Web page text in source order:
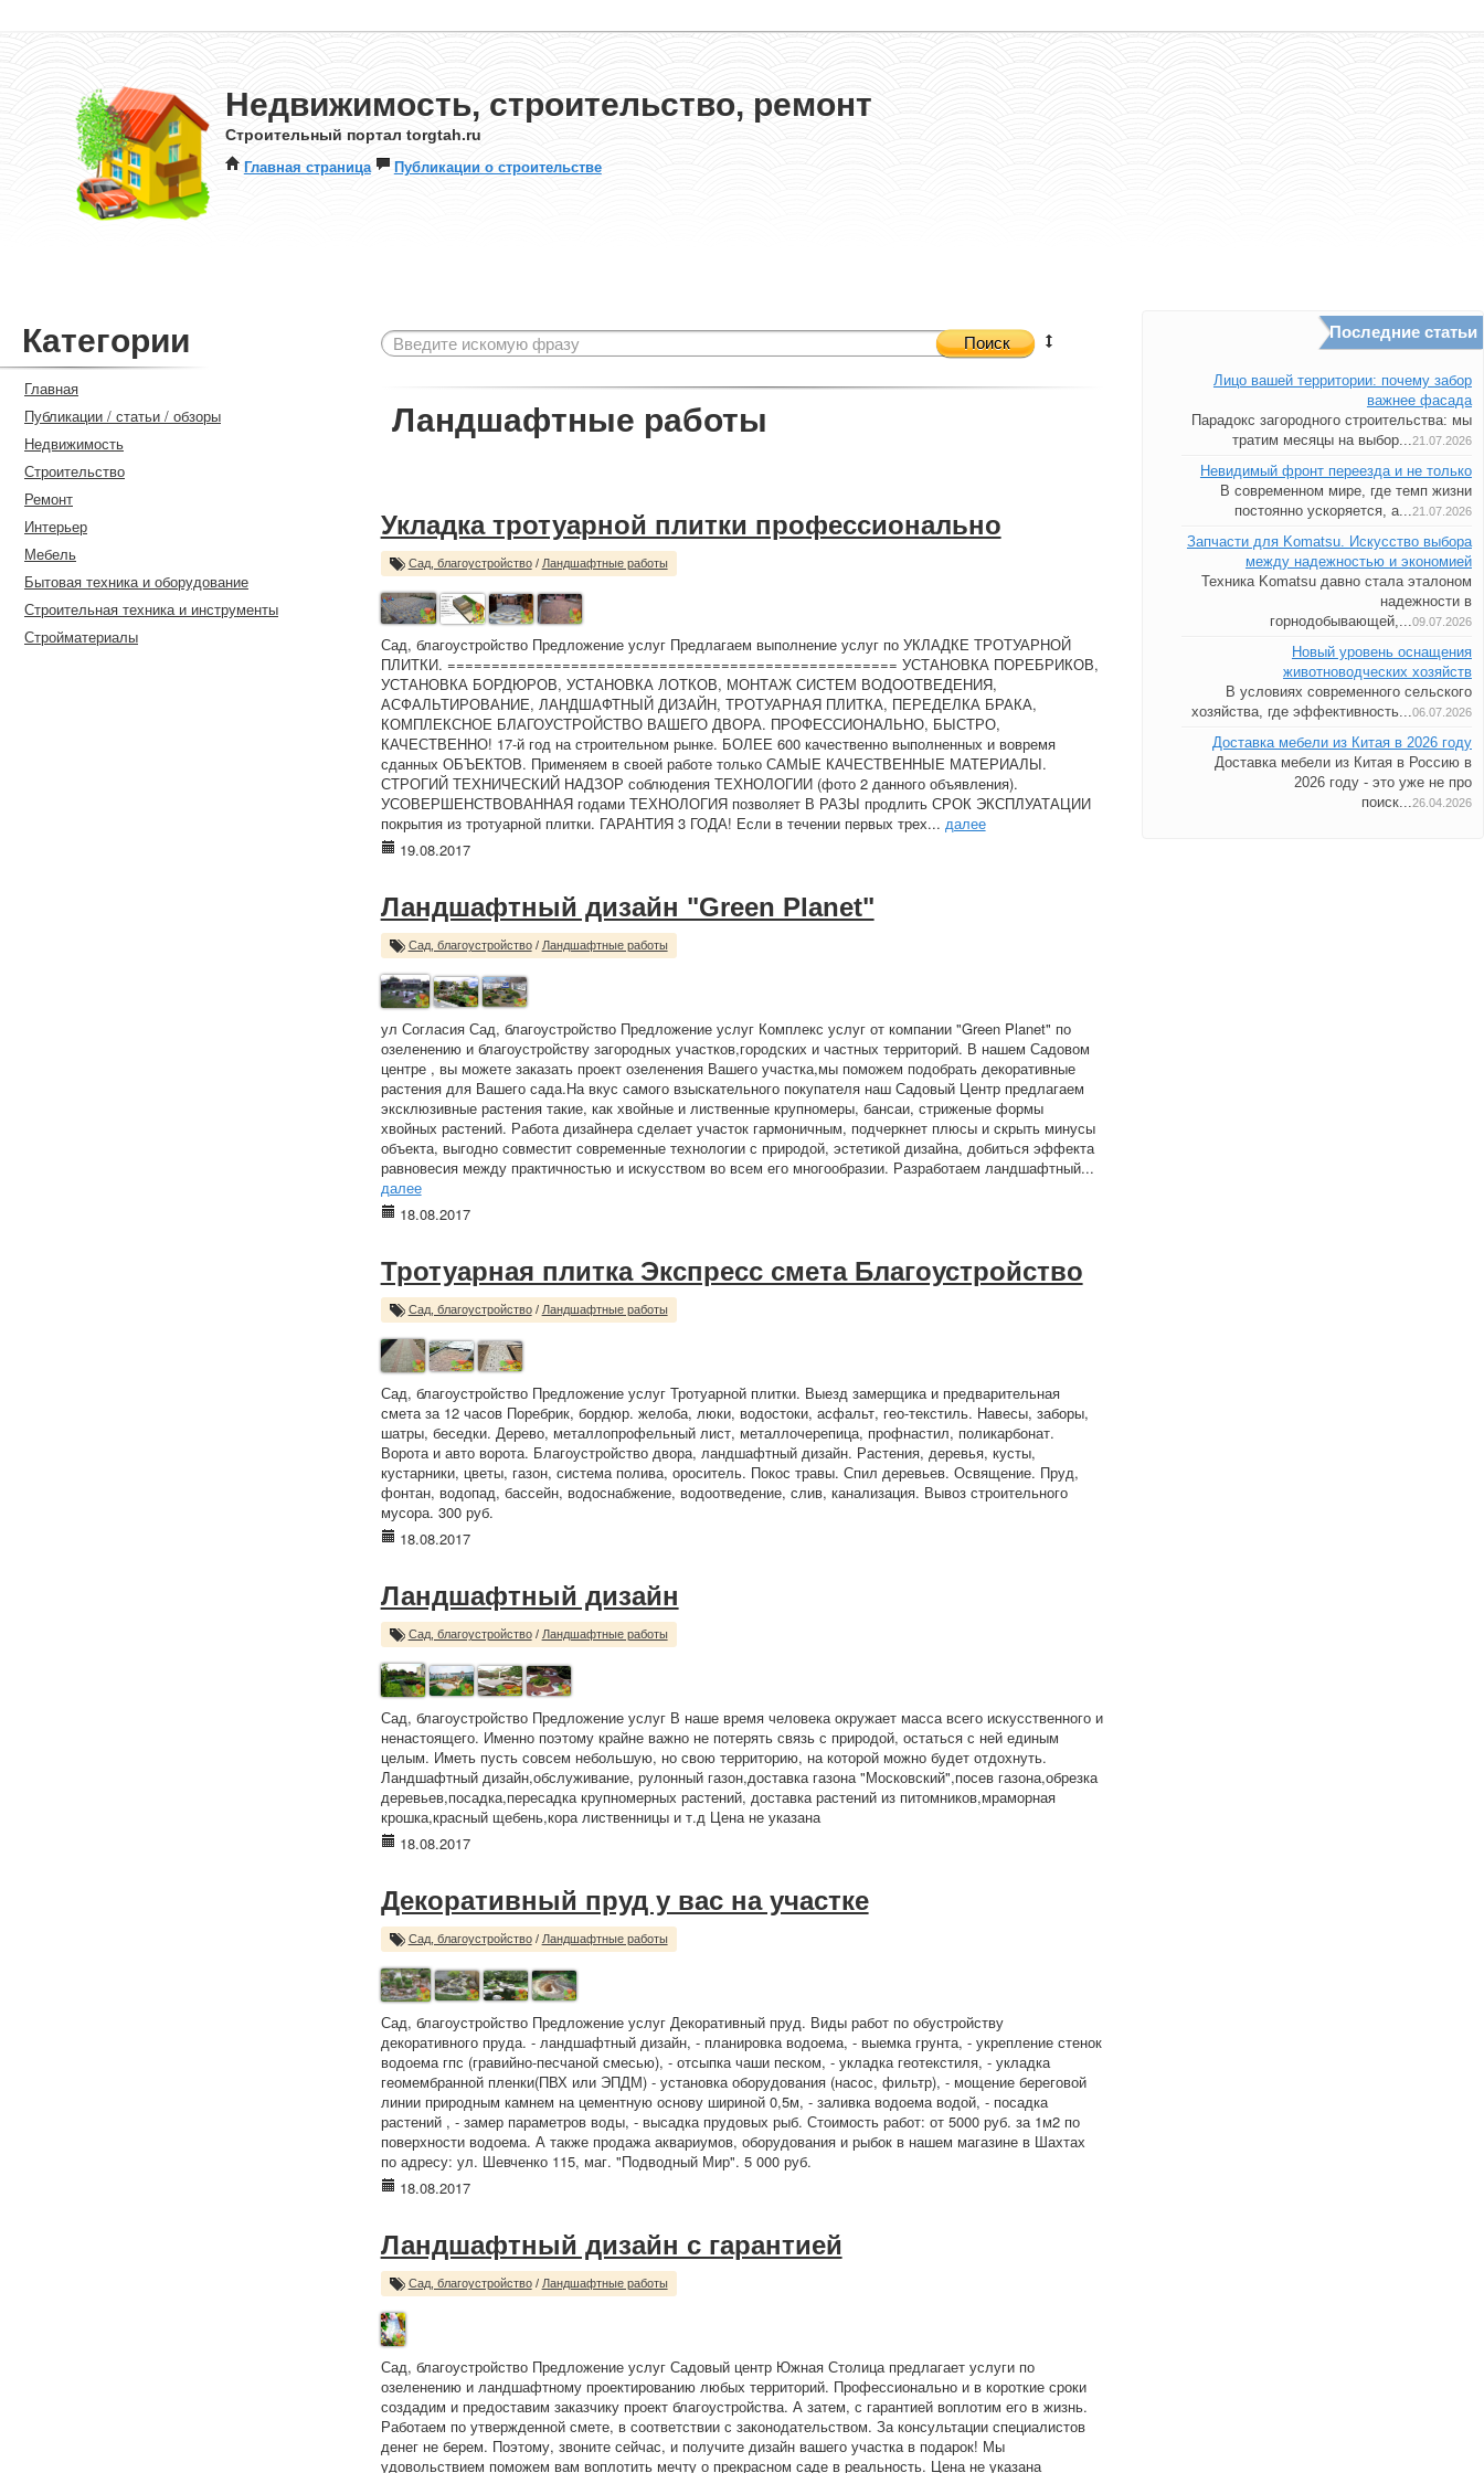
Недвижимость, строительство, ремонт
Строительный портал torgtah.ru
Главная страница Публикации о строительстве
Категории
Главная
Публикации / статьи / обзоры
Недвижимость
Строительство
Ремонт
Интерьер
Мебель
Бытовая техника и оборудование
Строительная техника и инструменты
Стройматериалы
Поиск
Ландшафтные работы
Укладка тротуарной плитки профессионально
Сад, благоустройство/ Ландшафтные работы
Сад, благоустройство Предложение услуг Предлагаем выполнение услуг по УКЛАДКЕ ТРОТУАРНОЙ
ПЛИТКИ. =================================================== УСТАНОВКА ПОРЕБРИКОВ,
УСТАНОВКА БОРДЮРОВ, УСТАНОВКА ЛОТКОВ, МОНТАЖ СИСТЕМ ВОДООТВЕДЕНИЯ,
АСФАЛЬТИРОВАНИЕ, ЛАНДШАФТНЫЙ ДИЗАЙН, ТРОТУАРНАЯ ПЛИТКА, ПЕРЕДЕЛКА БРАКА,
КОМПЛЕКСНОЕ БЛАГОУСТРОЙСТВО ВАШЕГО ДВОРА. ПРОФЕССИОНАЛЬНО, БЫСТРО,
КАЧЕСТВЕННО! 17-й год на строительном рынке. БОЛЕЕ 600 качественно выполненных и вовремя
сданных ОБЪЕКТОВ. Применяем в своей работе только САМЫЕ КАЧЕСТВЕННЫЕ МАТЕРИАЛЫ.
СТРОГИЙ ТЕХНИЧЕСКИЙ НАДЗОР соблюдения ТЕХНОЛОГИИ (фото 2 данного объявления).
УСОВЕРШЕНСТВОВАННАЯ годами ТЕХНОЛОГИЯ позволяет В РАЗЫ продлить СРОК ЭКСПЛУАТАЦИИ
покрытия из тротуарной плитки. ГАРАНТИЯ 3 ГОДА! Если в течении первых трех... далее
19.08.2017
Ландшафтный дизайн "Green Planet"
Сад, благоустройство/ Ландшафтные работы
ул Согласия Сад, благоустройство Предложение услуг Комплекс услуг от компании "Green Planet" по
озеленению и благоустройству загородных участков,городских и частных территорий. В нашем Садовом
центре , вы можете заказать проект озеленения Вашего участка,мы поможем подобрать декоративные
растения для Вашего сада.На вкус самого взыскательного покупателя наш Садовый Центр предлагаем
эксклюзивные растения такие, как хвойные и лиственные крупномеры, бансаи, стриженые формы
хвойных растений. Работа дизайнера сделает участок гармоничным, подчеркнет плюсы и скрыть минусы
объекта, выгодно совместит современные технологии с природой, эстетикой дизайна, добиться эффекта
равновесия между практичностью и искусством во всем его многообразии. Разработаем ландшафтный...
далее
18.08.2017
Тротуарная плитка Экспресс смета Благоустройство
Сад, благоустройство/ Ландшафтные работы
Сад, благоустройство Предложение услуг Тротуарной плитки. Выезд замерщика и предварительная
смета за 12 часов Поребрик, бордюр. желоба, люки, водостоки, асфальт, гео-текстиль. Навесы, заборы,
шатры, беседки. Дерево, металлопрофельный лист, металлочерепица, профнастил, поликарбонат.
Ворота и авто ворота. Благоустройство двора, ландшафтный дизайн. Растения, деревья, кусты,
кустарники, цветы, газон, система полива, ороситель. Покос травы. Спил деревьев. Освящение. Пруд,
фонтан, водопад, бассейн, водоснабжение, водоотведение, слив, канализация. Вывоз строительного
мусора. 300 руб.
18.08.2017
Ландшафтный дизайн
Сад, благоустройство/ Ландшафтные работы
Сад, благоустройство Предложение услуг В наше время человека окружает масса всего искусственного и
ненастоящего. Именно поэтому крайне важно не потерять связь с природой, остаться с ней единым
целым. Иметь пусть совсем небольшую, но свою территорию, на которой можно будет отдохнуть.
Ландшафтный дизайн,обслуживание, рулонный газон,доставка газона "Московский",посев газона,обрезка
деревьев,посадка,пересадка крупномерных растений, доставка растений из питомников,мраморная
крошка,красный щебень,кора лиственницы и т.д Цена не указана
18.08.2017
Декоративный пруд у вас на участке
Сад, благоустройство/ Ландшафтные работы
Сад, благоустройство Предложение услуг Декоративный пруд. Виды работ по обустройству
декоративного пруда. - ландшафтный дизайн, - планировка водоема, - выемка грунта, - укрепление стенок
водоема гпс (гравийно-песчаной смесью), - отсыпка чаши песком, - укладка геотекстиля, - укладка
геомембранной пленки(ПВХ или ЭПДМ) - установка оборудования (насос, фильтр), - мощение береговой
линии природным камнем на цементную основу шириной 0,5м, - заливка водоема водой, - посадка
растений , - замер параметров воды, - высадка прудовых рыб. Стоимость работ: от 5000 руб. за 1м2 по
поверхности водоема. А также продажа аквариумов, оборудования и рыбок в нашем магазине в Шахтах
по адресу: ул. Шевченко 115, маг. "Подводный Мир". 5 000 руб.
18.08.2017
Ландшафтный дизайн с гарантией
Сад, благоустройство/ Ландшафтные работы
Сад, благоустройство Предложение услуг Садовый центр Южная Столица предлагает услуги по
озеленению и ландшафтному проектированию любых территорий. Профессионально и в короткие сроки
создадим и предоставим заказчику проект благоустройства. А затем, с гарантией воплотим его в жизнь.
Работаем по утвержденной смете, в соответствии с законодательством. За консультации специалистов
денег не берем. Поэтому, звоните сейчас, и получите дизайн вашего участка в подарок! Мы
удовольствием поможем вам воплотить мечту о прекрасном саде в реальность. Цена не указана
Последние статьи
Лицо вашей территории: почему забор
важнее фасада
Парадокс загородного строительства: мы
тратим месяцы на выбор...21.07.2026
Невидимый фронт переезда и не только
В современном мире, где темп жизни
постоянно ускоряется, а...21.07.2026
Запчасти для Komatsu. Искусство выбора
между надежностью и экономией
Техника Komatsu давно стала эталоном
надежности в
горнодобывающей,...09.07.2026
Новый уровень оснащения
животноводческих хозяйств
В условиях современного сельского
хозяйства, где эффективность...06.07.2026
Доставка мебели из Китая в 2026 году
Доставка мебели из Китая в Россию в
2026 году - это уже не про
поиск...26.04.2026